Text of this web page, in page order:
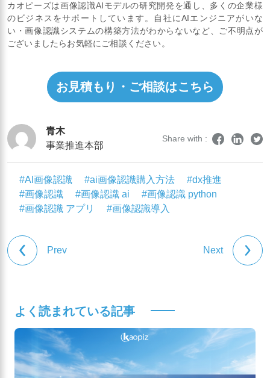
カオピーズは画像認識AIモデルの研究開発を通し、多くの企業様
のビジネスをサポートしています。自社にAIエンジニアがいな
い・画像認識システムの構築方法がわからないなど、ご不明点が
ございましたらお気軽にご相談ください。
お見積もり・ご相談はこちら
青木
事業推進本部
Share with :
#AI画像認識 #ai画像認識購入方法
#dx推進
#画像認識
#画像認識 ai
#画像認識 python
#画像認識 アプリ
#画像認識導入
Prev Next
よく読まれている記事